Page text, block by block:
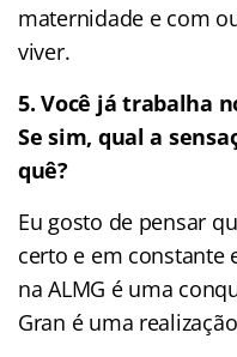
maternidade e com
viver.
5.Você já trabalha
Se sim, qual a
quê?
Eu gosto de pensar
certo e em constante
na ALMG é uma
Gran é uma